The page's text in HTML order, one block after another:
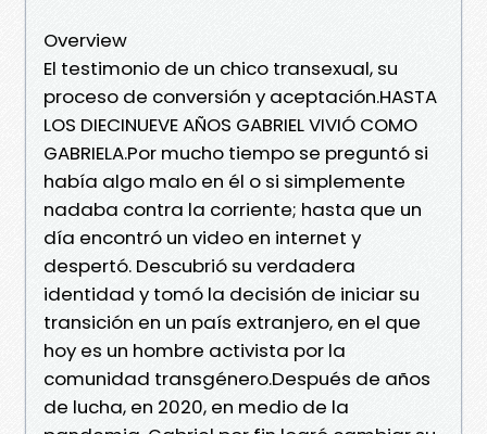
Overview
El testimonio de un chico transexual, su
proceso de conversión y aceptación.HASTA
LOS DIECINUEVE AÑOS GABRIEL VIVIÓ COMO
GABRIELA.Por mucho tiempo se preguntó si
había algo malo en él o si simplemente
nadaba contra la corriente; hasta que un
día encontró un video en internet y
despertó. Descubrió su verdadera
identidad y tomó la decisión de iniciar su
transición en un país extranjero, en el que
hoy es un hombre activista por la
comunidad transgénero.Después de años
de lucha, en 2020, en medio de la